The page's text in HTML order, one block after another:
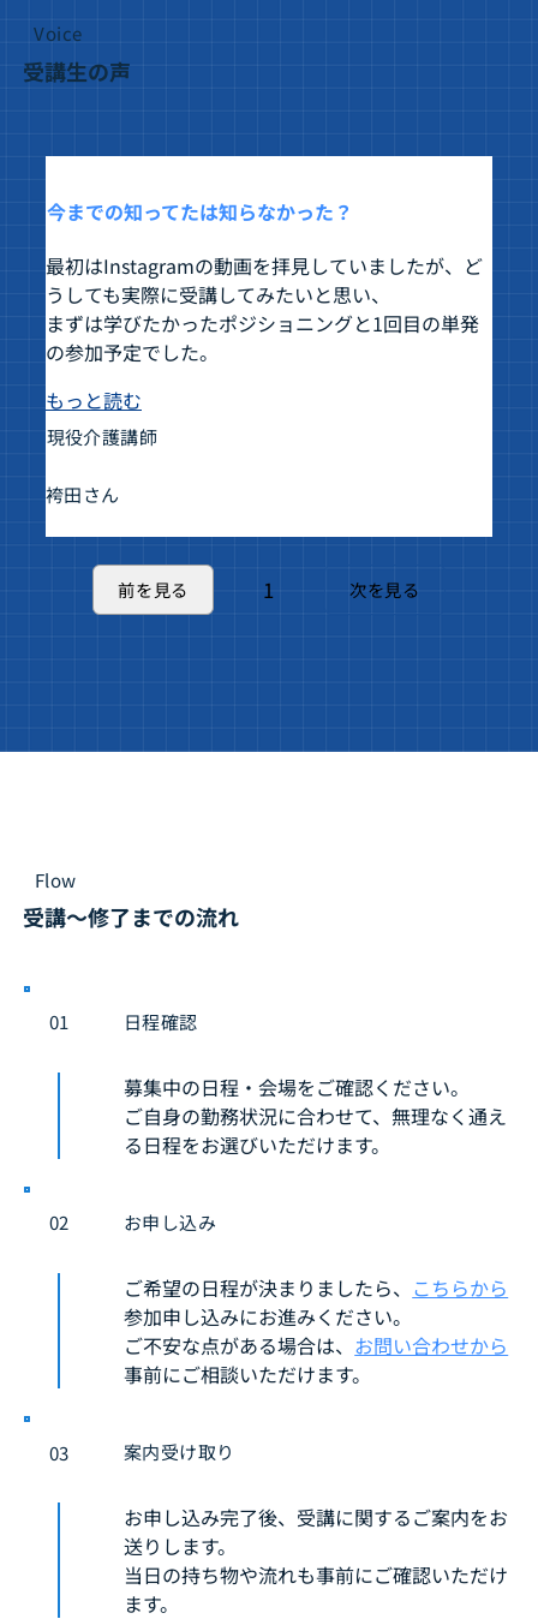
Voice
受講生の声
更新中です
今までの知ってたは知らなかった？
最初はInstagramの動画を拝見していましたが、ど
うしても実際に受講してみたいと思い、
まずは学びたかったポジショニングと1回目の単発
の参加予定でした。
もっと読む
現役介護講師
袴田さん
前を見る 1
1
次を見る
Flow
受講〜修了までの流れ
募集中の日程・会場をご確認ください。
ご自身の勤務状況に合わせて、無理なく通え
る日程をお選びいただけます。
01 日程確認
ご希望の日程が決まりましたら、 こちらから
参加申し込みにお進みください。
ご不安な点がある場合は、 お問い合わせから
事前にご相談いただけます。
02 お申し込み
お申し込み完了後、受講に関するご案内をお
送りします。
当日の持ち物や流れも事前にご確認いただけ
ます。
03 案内受け取り